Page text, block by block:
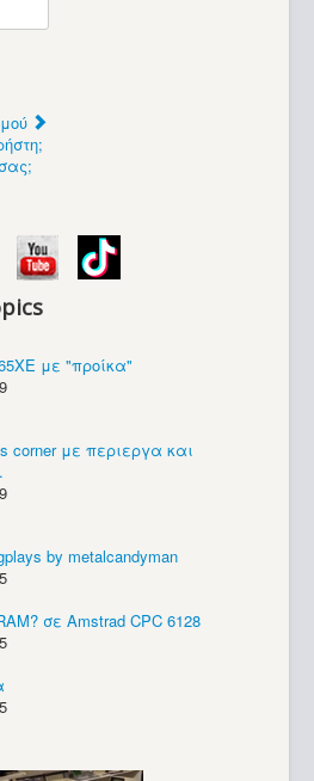
με "προίκα"
corner με περιεργα και
by metalcandyman
σε Amstrad CPC 6128